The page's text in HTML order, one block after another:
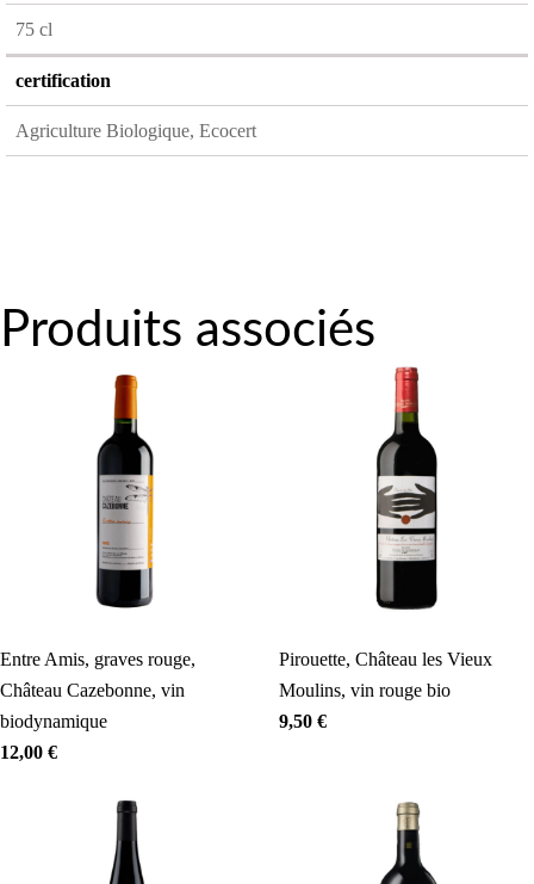
75 cl
certification
Agriculture Biologique, Ecocert
Produits associés
Entre Amis, graves rouge,
Château Cazebonne, vin
biodynamique
12,00 €
Pirouette, Château les Vieux
Moulins, vin rouge bio
9,50 €